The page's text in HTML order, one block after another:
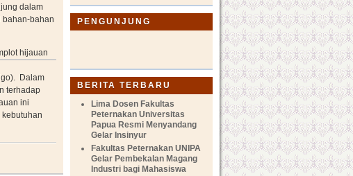
dalam
bahan-bahan
hijauan
Dalam
terhadap
ini
PENGUNJUNG
BERITA TERBARU
Lima Dosen Fakultas
Peternakan Universitas
Papua Resmi Menyandang
Gelar Insinyur
Fakultas Peternakan UNIPA
Gelar Pembekalan Magang
Industri bagi Mahasiswa